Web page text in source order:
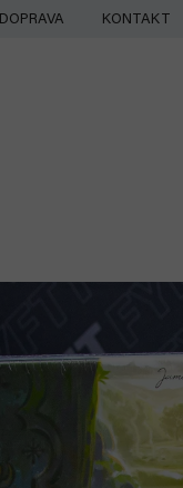
DOPRAVA KONTAKT